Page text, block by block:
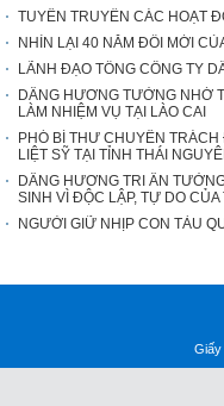
TUYÊN TRUYỀN CÁC HOẠT
NHÌN LẠI 40 NĂM ĐỔI MỚI
LÃNH ĐẠO TỔNG CÔNG TY
DÂNG HƯƠNG TƯỞNG NHỚ
LÀM NHIỆM VỤ TẠI LÀO CAI
PHÓ BÍ THƯ CHUYÊN
LIỆT SỸ TẠI TỈNH THÁI
DÂNG HƯƠNG TRI ÂN
SINH VÌ ĐỘC LẬP, TỰ DO CỦA
NGƯỜI GIỮ NHỊP CON TÀU
Giấy